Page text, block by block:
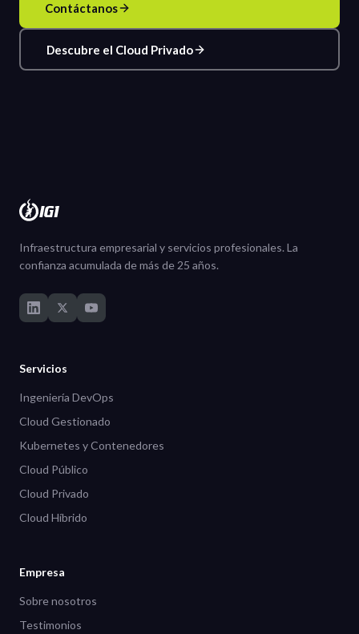
Contáctanos
Descubre el Cloud Privado
Infraestructura empresarial y servicios profesionales. La
confianza acumulada de más de 25 años.
Servicios
Ingeniería DevOps
Cloud Gestionado
Kubernetes y Contenedores
Cloud Público
Cloud Privado
Cloud Híbrido
Empresa
Sobre nosotros
Testimonios